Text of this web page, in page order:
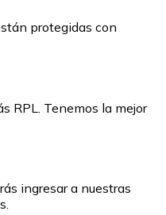
protegidas con
RPL. Tenemos la mejor
ingresar a nuestras